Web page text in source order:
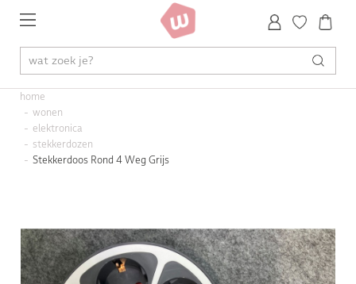
home
wonen
elektronica
stekkerdozen
Stekkerdoos Rond 4 Weg Grijs